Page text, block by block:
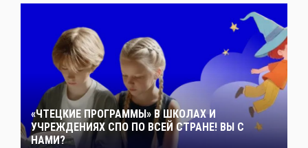
«ЧТЕЦКИЕ ПРОГРАММЫ» В ШКОЛАХ И
УЧРЕЖДЕНИЯХ СПО ПО ВСЕЙ СТРАНЕ! ВЫ С
НАМИ?